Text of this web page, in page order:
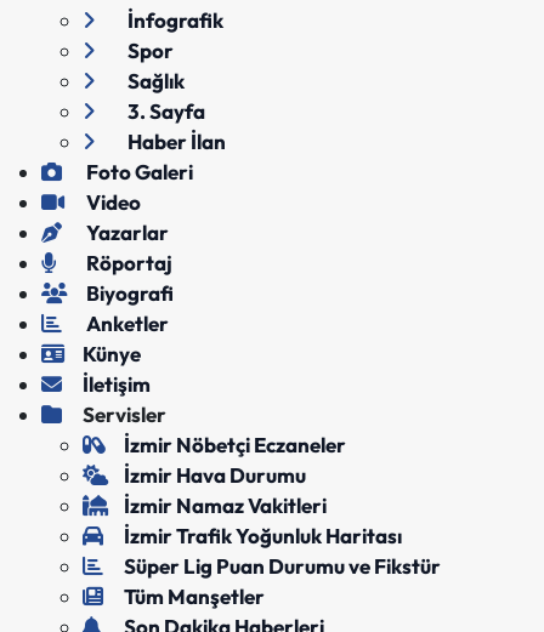
İnfografik
Spor
Sağlık
3. Sayfa
Haber İlan
Foto Galeri
Video
Yazarlar
Röportaj
Biyografi
Anketler
Künye
İletişim
Servisler
İzmir Nöbetçi Eczaneler
İzmir Hava Durumu
İzmir Namaz Vakitleri
İzmir Trafik Yoğunluk Haritası
Süper Lig Puan Durumu ve Fikstür
Tüm Manşetler
Son Dakika Haberleri